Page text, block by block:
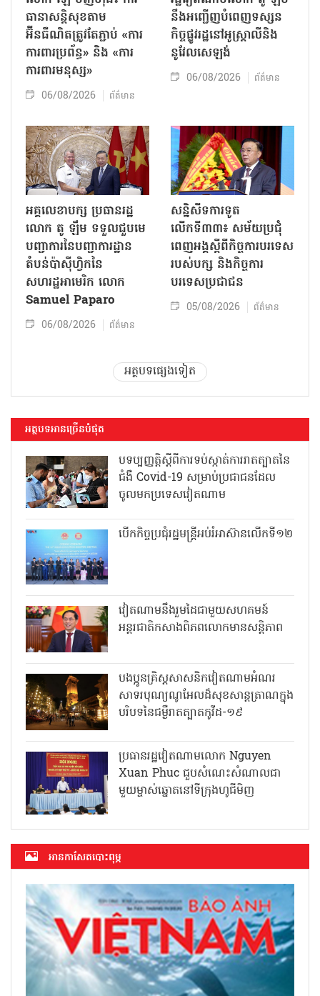
ធានាសន្តិសុខតាម
អ៊ីនធឺណិតត្រូវតែភ្ជាប់ «ការ
ការពារប្រព័ន្ធ» និង «ការ
ការពារមនុស្ស»
06/08/2026 ព័ត៌មាន
នឹងអញ្ជើញបំពេញទស្សន
កិច្ចផ្លូវរដ្ឋនៅអូស្ត្រាលីនិង
នូវែលសេឡង់
06/08/2026 ព័ត៌មាន
អគ្គលេខាបក្ស ប្រធានរដ្ឋ
លោក តូ ឡឹម ទទួលជួបមេ
បញ្ជាការនៃបញ្ជាការដ្ឋាន
តំបន់ប៉ាស៊ីហ្វិកនៃ
សហរដ្ឋអាមេរិក លោក
Samuel Paparo
06/08/2026 ព័ត៌មាន
សន្និសីទការទូត
លើកទី៣៣៖ សម័យប្រជុំ
ពេញអង្គស្តីពីកិច្ច​ការបរទេស
របស់​បក្ស និងកិច្ច​ការ
បរទេសប្រជាជន
05/08/2026 ព័ត៌មាន
អត្ថបទផ្សេងទៀត
អត្ថបទអានច្រើនបំផុត
បទប្បញ្ញត្តិស្តីពីការទប់ស្កាត់ការរាតត្បាតនៃ
ជំងឺ Covid-19 សម្រាប់ប្រជាជនដែល
ចូលមកប្រទេសវៀតណាម
បើកកិច្ចប្រជុំរដ្ឋមន្ត្រីអប់រំអាស៊ានលើកទី១២
វៀតណាមនឹងរួមដៃជាមួយសហគមន៍
អន្តរជាតិកសាងពិភពលោកមានសន្តិភាព
បងប្អូនគ្រិស្តសាសនិកវៀតណាមអំណរ
សាទរបុណ្យណូអែលដ៏សុខសាន្តត្រាណក្នុង
បរិបទនៃជម្ងឺរាតត្បាតកូវីដ-១៩
ប្រធានរដ្ឋវៀតណាមលោក Nguyen
Xuan Phuc ជួបសំណេះសំណាលជា
មួយម្ចាស់ឆ្នោតនៅទីក្រុងហូជីមិញ
អាន​កាសែត​បោះពុម្ភ